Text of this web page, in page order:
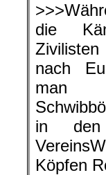
die
nach
man
in den
Köpfen